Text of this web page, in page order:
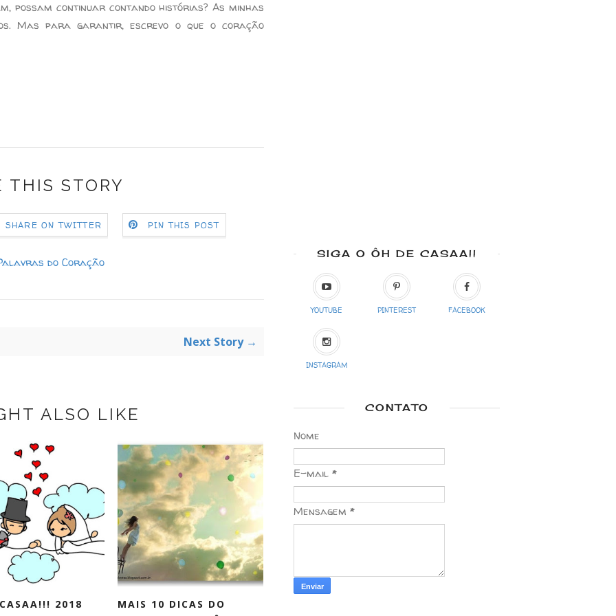
possam continuar contando histórias? As minhas
Mas para garantir, escrevo o que o coração
THIS STORY
SHARE ON TWITTER PIN THIS POST
do Coração
Next Story →
ALSO LIKE
2018
MAIS 10 DICAS DO
SIGA O ÔH DE CASAA!!
YOUTUBE PINTEREST FACEBOOK
INSTAGRAM
CONTATO
Nome
E-mail *
Mensagem *